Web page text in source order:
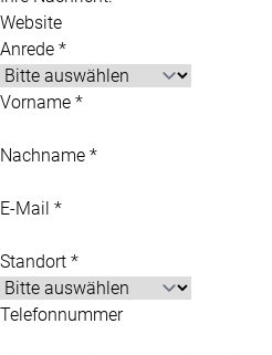
Website
Anrede *
Vorname *
Nachname *
E-Mail *
Standort *
Telefonnummer